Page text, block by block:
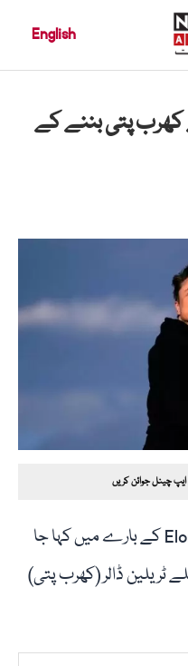
English
پتی بننے کے
ایپ چینل جوائن کریں
دنیا کے امیر ترین شخص Elon Musk کے بارے میں کہا جا
ٹریلین ڈالر (کھرب پتی)